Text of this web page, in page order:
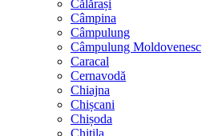
Călărași
Câmpina
Câmpulung
Câmpulung Moldovenesc
Caracal
Cernavodă
Chiajna
Chișcani
Chișoda
Chitila